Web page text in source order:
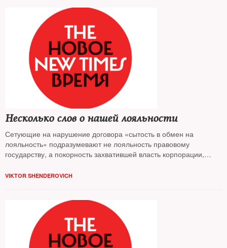
Несколько слов о нашей лояльности
Сетующие на нарушение договора «сытость в обмен на
лояльность» подразумевают не лояльность правовому
государству, а покорность захватившей власть корпорации,
невозможно
VIKTOR SHENDEROVICH